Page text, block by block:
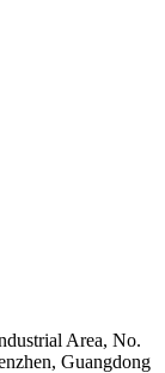
Area, No.
Guangdong